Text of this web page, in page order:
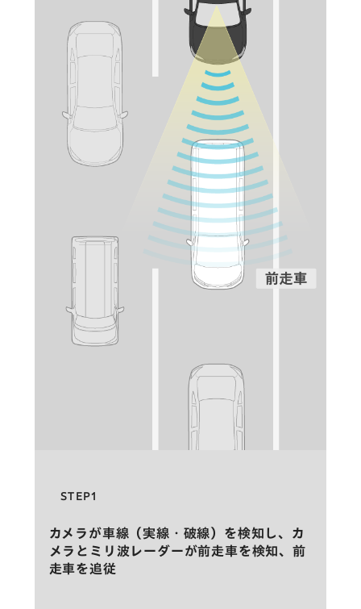
STEP1
カメラが車線（実線・破線）を検知し、カ
メラとミリ波レーダーが前走車を検知、前
走車を追従